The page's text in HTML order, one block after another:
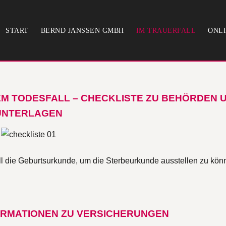
START BERND JANSSEN GMBH IM TRAUERFALL
TODESFALL – CHECKLISTE ZU BEHÖRDEN
Geburtsurkunde, um die Sterbeurkunde ausstellen zu
ZU VERSICHERUNGEN